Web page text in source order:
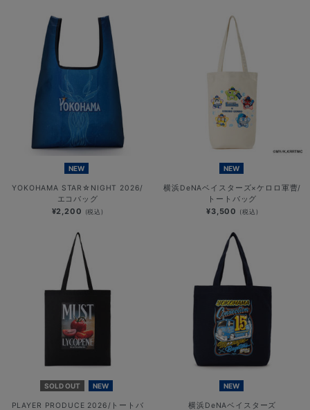
NEW
YOKOHAMA STAR☆NIGHT 2026/
エコバッグ
¥2,200 (税込)
NEW
横浜DeNAベイスターズ×ケロロ軍曹/
トートバッグ
¥3,500 (税込)
SOLD OUT NEW
PLAYER PRODUCE 2026/トートバ
NEW
横浜DeNAベイスターズ